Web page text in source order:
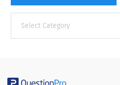
categories